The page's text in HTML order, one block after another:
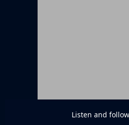
Listen and follow